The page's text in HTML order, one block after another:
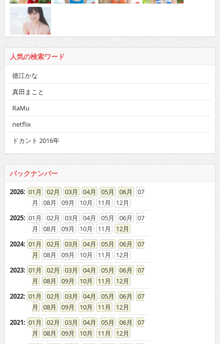
グラビア
人気の検索ワード
徳江かな
真田まこと
RaMu
ドカント 2016年
バックナンバー
2026: 01 02 03 04 05 06
07
08
09 10 11
12
2025: 01 02 03 04 05 06
07
08
09 10 11
12
2024: 01 02 03 04 05 06
07
08
09 10 11
12